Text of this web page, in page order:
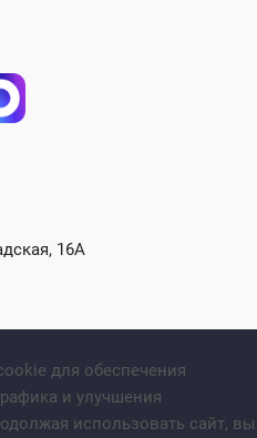
16А
для обеспечения
и улучшения
использовать сайт, вы